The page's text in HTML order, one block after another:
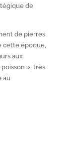
de
de pierres
cette époque,
aux
», très
au